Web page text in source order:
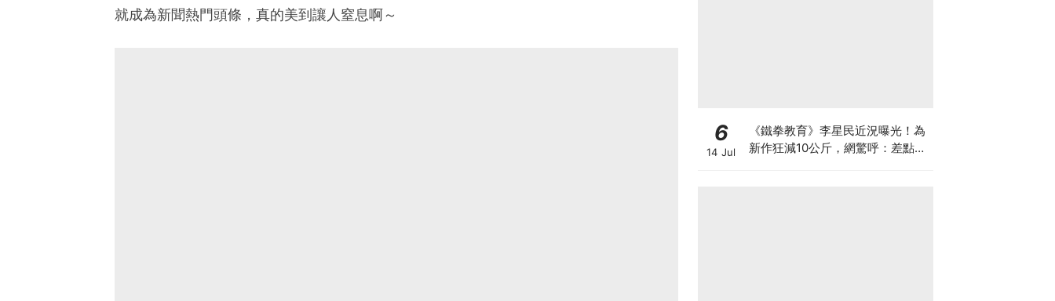
就成為新聞熱門頭條，真的美到讓人窒息啊～
6
14 Jul
《鐵拳教育》李星民近況曝光！為
新作狂減10公斤，網驚呼：差點認